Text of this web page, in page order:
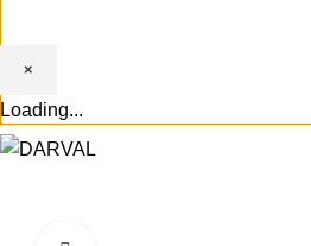
×
Loading...